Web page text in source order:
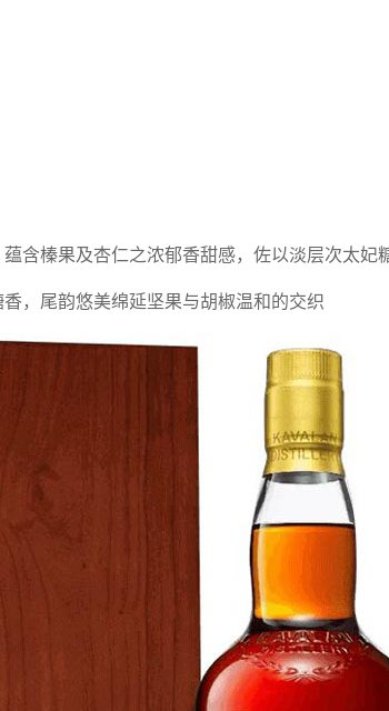
含榛果及杏仁之浓郁香甜感，佐以淡层次太妃
，尾韵悠美绵延坚果与胡椒温和的交织